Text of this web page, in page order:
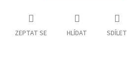
ZEPTAT SE HLÍDAT SDÍLET